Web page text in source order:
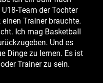
Team der Tochter
Trainer brauchte.
Ich mag Basketball
Und es
Dinge zu lernen. Es ist
Trainer zu sein.